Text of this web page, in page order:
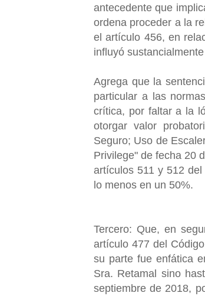
antecedente que
ordena proceder a la
el artículo 456, en
influyó
Agrega que la
particular a las
crítica, por faltar a la
otorgar valor
Seguro; Uso de
Privilege" de fecha 20
artículos 511 y 512
lo menos en un 50%.
Tercero: Que, en
artículo 477 del
su parte fue enfática
Sra. Retamal sino
septiembre de 2018,